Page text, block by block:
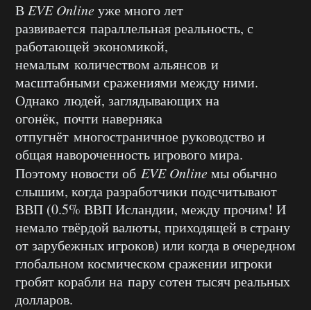
ВEVE Onlineуже много лет
развивается параллельная реальность, с
работающей экономикой,
немалым количеством альянсов и
масштабными сражениями между ними.
Однако людей, заглядывающих на
огонёк, почти наверняка
отпугнёт многостраничное руководство и
общая навороченность игрового мира.
Поэтому новости об EVE Onlineмы обычно
слышим, когда разработчики подсчитывают
ВВП (0.5% ВВП Исландии, между прочим! И
немало твёрдой валюты, приходящей в страну
от зарубежных игроков) или когда в очередном
глобальном космическом сражении игроки
гробят корабли на пару сотен тысяч реальных
долларов.